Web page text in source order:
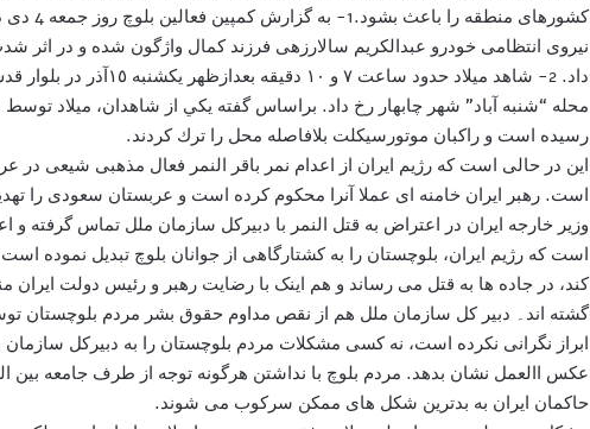
کشورهای
نیروی انتظامی خودرو عبدالکریم سالارزهی فرزند کمال واژگون شده و در
داد. 2- شاهد میلاد حدود ساعت ٧ و
محله “شنبه آباد” شهر چابهار رخ داد. براساس گفته يكي از شاهدان، ميلاد
رسيده است و راكبان موتورسيكلت بلافاصله محل را ترك كردند.
این در حالی است که رژیم ایران از اعدام نمر باقر النمر فعال مذهبی شیعى در
است. رهبر ایران خامنه اى عملا آنرا محکوم کرده است و عربستان سعودی را
وزیر خارجه ایران در اعتراض به قتل النمر با دبیرکل سازمان ملل تماس گرفته
است که رژیم ایران، بلوچستان را به کشتارگاھى از جوانان بلوچ تبديل نموده است
کند، در جاده ھا به قتل می رساند و ھم اينک با رضایت رهبر و رئیس دولت ایران
گشته اند۔ دبیر کل سازمان ملل هم از نقص مداوم حقوق بشر مردم بلوچستان
ابراز نگرانی نکرده است، نه کسی مشکلات مردم بلوچستان را به دبیرکل سازمان
عکس االعمل نشان بدهد. مردم بلوچ با نداشتن هرگونه توجه از طرف جامعه
حاکمان ایران به بدترین شکل های ممکن سرکوب می شوند.